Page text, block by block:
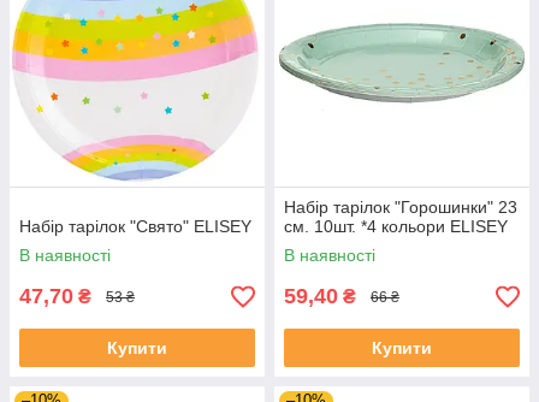
Набір тарілок "Свято" ELISEY
В наявності
47,70 ₴ 53 ₴
Купити
Набір тарілок "Горошинки" 23
см. 10шт. *4 кольори ELISEY
В наявності
59,40 ₴ 66 ₴
Купити